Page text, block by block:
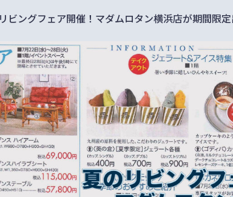
ビングフェア開催！マダムロタン横浜店が期間限